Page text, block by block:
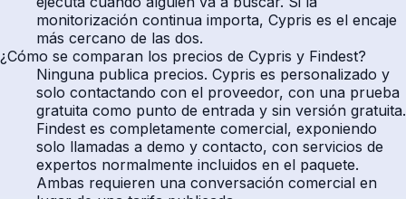
monitorización continua importa, Cypris es el encaje
más cercano de las dos.
¿Cómo se comparan los precios de Cypris y Findest?
Ninguna publica precios. Cypris es personalizado y
solo contactando con el proveedor, con una prueba
gratuita como punto de entrada y sin versión gratuita.
Findest es completamente comercial, exponiendo
solo llamadas a demo y contacto, con servicios de
expertos normalmente incluidos en el paquete.
Ambas requieren una conversación comercial en